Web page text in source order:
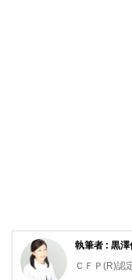
執筆者 : 黒
ＣＦＰ(R)認